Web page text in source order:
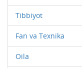
Tibbiyot
Fan va Texnika
Oila